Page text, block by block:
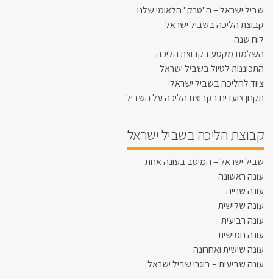
שביל ישראל – ה"טרק" הלאומי שלנו
קבוצת הליכה בשביל ישראל
לוח שנה
השלמת מקטע בקבוצת הליכה
התכוננות לטיול בשביל ישראל
ציוד להליכה בשביל ישראל
תקנון צועדים בקבוצת הליכה על השביל
קבוצת הליכה בשביל ישראל
שביל ישראל – המיטב בעונה אחת
עונה ראשונה
עונה שנייה
עונה שלישית
עונה רביעית
עונה חמישית
עונה שישית ואחרונה
עונה שביעית – בוגרי שביל ישראל